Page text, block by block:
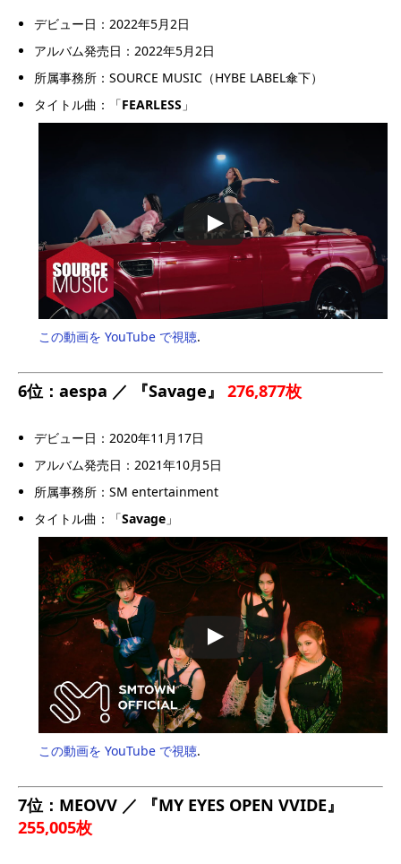
デビュー日：2022年5月2日
アルバム発売日：2022年5月2日
所属事務所：SOURCE MUSIC（HYBE LABEL傘下）
タイトル曲：「FEARLESS 」
この動画を YouTube で視聴.
6位：aespa ／ 『Savage』 276,877枚
デビュー日：2020年11月17日
アルバム発売日：2021年10月5日
所属事務所：SM entertainment
タイトル曲：「Savage 」
この動画を YouTube で視聴.
7位：MEOVV ／ 『MY EYES OPEN VVIDE』
255,005枚